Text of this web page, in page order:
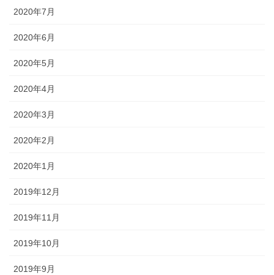
2020年7月
2020年6月
2020年5月
2020年4月
2020年3月
2020年2月
2020年1月
2019年12月
2019年11月
2019年10月
2019年9月